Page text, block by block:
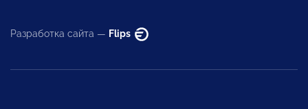
Разработка сайта — Flips